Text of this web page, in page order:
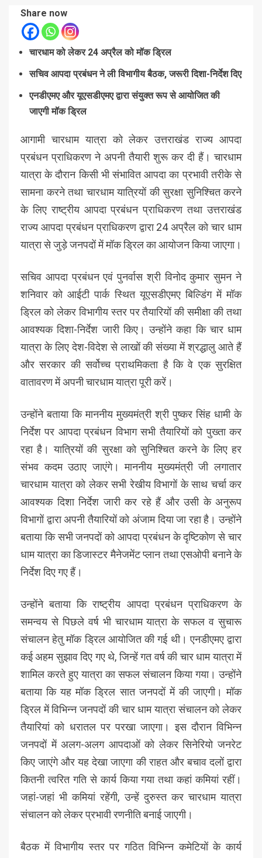
Share now
चारधाम को लेकर 24 अप्रैल को मॉक ड्रिल
सचिव आपदा प्रबंधन ने ली विभागीय बैठक, जरूरी दिशा-निर्देश दिए
एनडीएमए और यूएसडीएमए द्वारा संयुक्त रूप से आयोजित की
जाएगी मॉक ड्रिल
आगामी चारधाम यात्रा को लेकर उत्तराखंड राज्य आपदा
प्रबंधन प्राधिकरण ने अपनी तैयारी शुरू कर दी हैं। चारधाम
यात्रा के दौरान किसी भी संभावित आपदा का प्रभावी तरीके से
सामना करने तथा चारधाम यात्रियों की सुरक्षा सुनिश्चित करने
के लिए राष्ट्रीय आपदा प्रबंधन प्राधिकरण तथा उत्तराखंड
राज्य आपदा प्रबंधन प्राधिकरण द्वारा 24 अप्रैल को चार धाम
यात्रा से जुड़े जनपदों में मॉक ड्रिल का आयोजन किया जाएगा।
सचिव आपदा प्रबंधन एवं पुनर्वास श्री विनोद कुमार सुमन ने
शनिवार को आईटी पार्क स्थित यूएसडीएमए बिल्डिंग में मॉक
ड्रिल को लेकर विभागीय स्तर पर तैयारियों की समीक्षा की तथा
आवश्यक दिशा-निर्देश जारी किए। उन्होंने कहा कि चार धाम
यात्रा के लिए देश-विदेश से लाखों की संख्या में श्रद्धालु आते हैं
और सरकार की सर्वोच्च प्राथमिकता है कि वे एक सुरक्षित
वातावरण में अपनी चारधाम यात्रा पूरी करें।
उन्होंने बताया कि माननीय मुख्यमंत्री श्री पुष्कर सिंह धामी के
निर्देश पर आपदा प्रबंधन विभाग सभी तैयारियों को पुख्ता कर
रहा है। यात्रियों की सुरक्षा को सुनिश्चित करने के लिए हर
संभव कदम उठाए जाएंगे। माननीय मुख्यमंत्री जी लगातार
चारधाम यात्रा को लेकर सभी रेखीय विभागों के साथ चर्चा कर
आवश्यक दिशा निर्देश जारी कर रहे हैं और उसी के अनुरूप
विभागों द्वारा अपनी तैयारियों को अंजाम दिया जा रहा है। उन्होंने
बताया कि सभी जनपदों को आपदा प्रबंधन के दृष्टिकोण से चार
धाम यात्रा का डिजास्टर मैनेजमेंट प्लान तथा एसओपी बनाने के
निर्देश दिए गए हैं।
उन्होंने बताया कि राष्ट्रीय आपदा प्रबंधन प्राधिकरण के
समन्वय से पिछले वर्ष भी चारधाम यात्रा के सफल व सुचारू
संचालन हेतु मॉक ड्रिल आयोजित की गई थी। एनडीएमए द्वारा
कई अहम सुझाव दिए गए थे, जिन्हें गत वर्ष की चार धाम यात्रा में
शामिल करते हुए यात्रा का सफल संचालन किया गया। उन्होंने
बताया कि यह मॉक ड्रिल सात जनपदों में की जाएगी। मॉक
ड्रिल में विभिन्न जनपदों की चार धाम यात्रा संचालन को लेकर
तैयारियां को धरातल पर परखा जाएगा। इस दौरान विभिन्न
जनपदों में अलग-अलग आपदाओं को लेकर सिनेरियो जनरेट
किए जाएंगे और यह देखा जाएगा की राहत और बचाव दलों द्वारा
कितनी त्वरित गति से कार्य किया गया तथा कहां कमियां रहीं।
जहां-जहां भी कमियां रहेंगी, उन्हें दुरुस्त कर चारधाम यात्रा
संचालन को लेकर प्रभावी रणनीति बनाई जाएगी।
बैठक में विभागीय स्तर पर गठित विभिन्न कमेटियों के कार्य